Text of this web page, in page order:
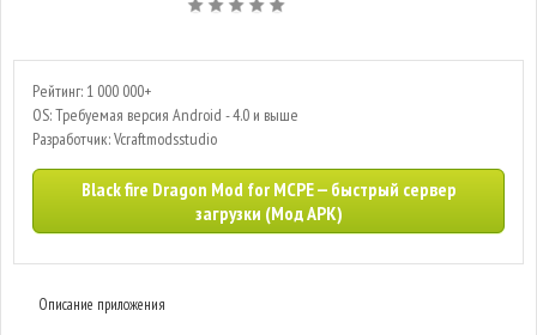
Рейтинг: 1 000 000+
OS: Требуемая версия Android - 4.0 и выше
Разработчик: Vcraftmodsstudio
Black fire Dragon Mod for MCPE — быстрый сервер
загрузки (Мод APK)
Описание приложения